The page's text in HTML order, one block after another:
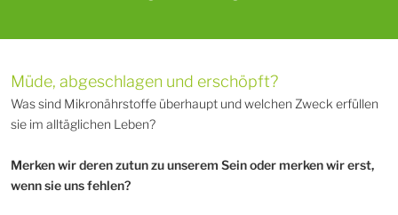
Müde, abgeschlagen und erschöpft?
Was sind Mikronährstoffe überhaupt und welchen Zweck erfüllen
sie im alltäglichen Leben?
Merken wir deren zutun zu unserem Sein oder merken wir erst,
wenn sie uns fehlen?